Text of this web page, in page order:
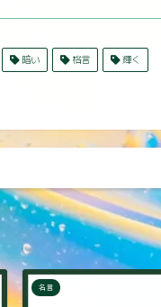
暗い 格言 輝く
名言